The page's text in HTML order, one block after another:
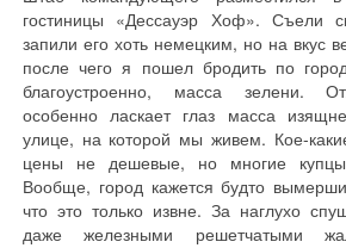
гостиницы «Дессауэр Хоф». Съели
запили его хоть немецким, но на вкус
после чего я пошел бродить по
благоустроенно, масса зелени.
особенно ласкает глаз масса
улице, на которой мы живем. Кое-
цены не дешевые, но многие
Вообще, город кажется будто
что это только извне. За наглухо
даже железными решетчатыми